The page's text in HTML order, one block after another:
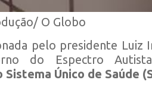
O Globo
pelo presidente Luiz
do Espectro
Único de Saúde